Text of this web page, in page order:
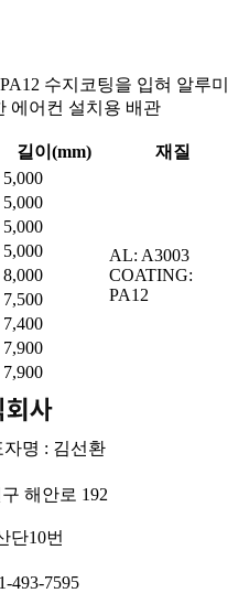
수지코팅을 입혀 알루미
에어컨 설치용 배관
길이(mm)
재질
5,000
AL: A3003
COATING:
PA12
5,000
5,000
5,000
8,000
7,500
7,400
7,900
7,900
자명 : 김선환
해안로 192
단10번
493-7595